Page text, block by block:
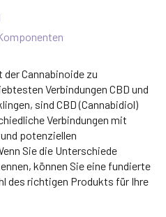
der Cannabinoide zu
Verbindungen CBD und
sind CBD (Cannabidiol)
Verbindungen mit
potenziellen
Sie die Unterschiede
können Sie eine fundierte
des richtigen Produkts für Ihre